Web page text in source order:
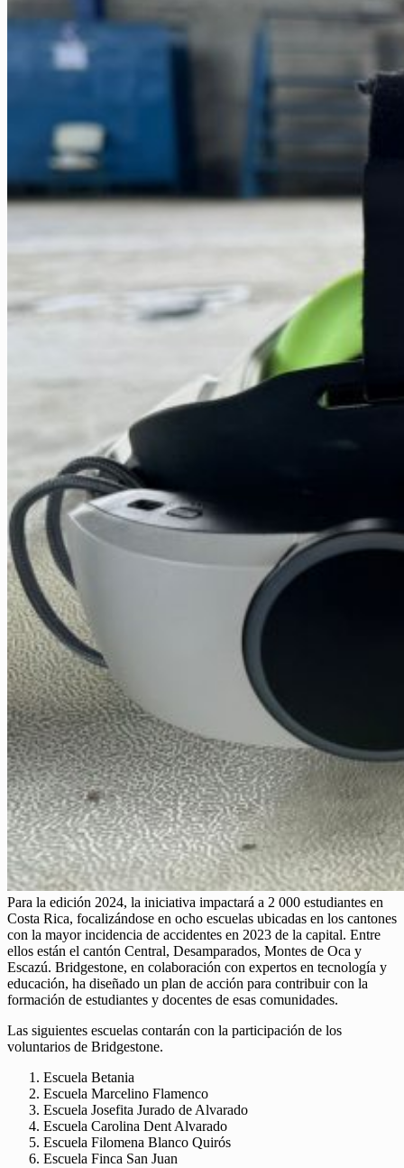
Para la edición 2024, la iniciativa impactará a 2 000 estudiantes en
Costa Rica, focalizándose en ocho escuelas ubicadas en los cantones
con la mayor incidencia de accidentes en 2023 de la capital. Entre
ellos están el cantón Central, Desamparados, Montes de Oca y
Escazú. Bridgestone, en colaboración con expertos en tecnología y
educación, ha diseñado un plan de acción para contribuir con la
formación de estudiantes y docentes de esas comunidades.
Las siguientes escuelas contarán con la participación de los
voluntarios de Bridgestone.
Escuela Betania
Escuela Marcelino Flamenco
Escuela Josefita Jurado de Alvarado
Escuela Carolina Dent Alvarado
Escuela Filomena Blanco Quirós
Escuela Finca San Juan